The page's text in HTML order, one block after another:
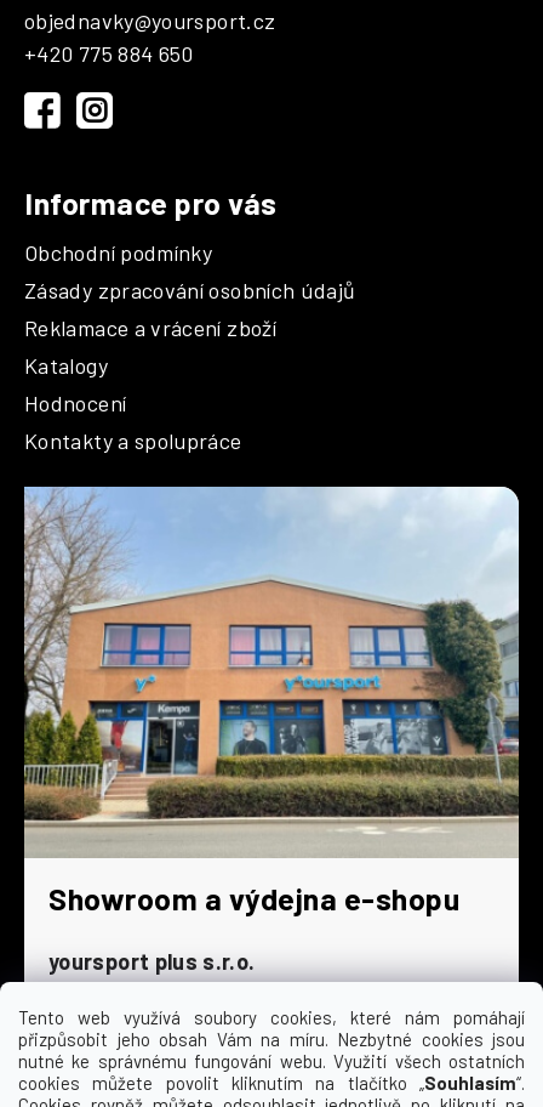
Tento web využívá soubory cookies, které nám pomáhají
přizpůsobit jeho obsah Vám na míru. Nezbytné cookies jsou
nutné ke správnému fungování webu. Využití všech ostatních
cookies můžete povolit kliknutím na tlačítko „Souhlasím“.
objednavky@yoursport.cz
+420 775 884 650
Informace pro vás
Obchodní podmínky
Zásady zpracování osobních údajů
Reklamace a vrácení zboží
Katalogy
Hodnocení
Kontakty a spolupráce
Showroom a výdejna e-shopu
yoursport plus s.r.o.
Dyjská 845/4
196 00 Praha 9 - Čakovice
Po - Čt
9:00 - 16:30
Pá
9:00 - 15:30